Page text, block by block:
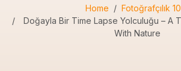
Home
Fotoğrafçılık
Doğayla Bir Time Lapse Yolculuğu – A
With Nature